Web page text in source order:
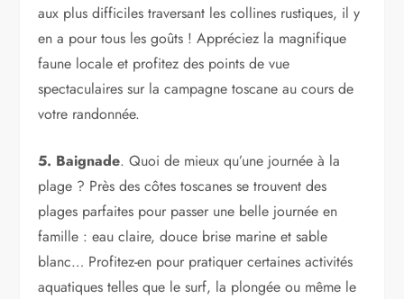
aux plus difficiles traversant les collines rustiques, il y
en a pour tous les goûts ! Appréciez la magnifique
faune locale et profitez des points de vue
spectaculaires sur la campagne toscane au cours de
votre randonnée.
5. Baignade. Quoi de mieux qu’une journée à la
plage ? Près des côtes toscanes se trouvent des
plages parfaites pour passer une belle journée en
famille : eau claire, douce brise marine et sable
blanc… Profitez-en pour pratiquer certaines activités
aquatiques telles que le surf, la plongée ou même le